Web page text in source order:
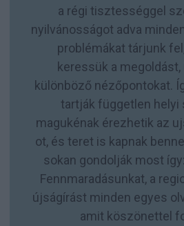
a régi tisztességgel
nyilvánosságot adva
problémákat tárjunk
keressük a
különböző nézőpontokat.
tartják független helyi
magukénak érezhetik az
ot, és teret is kapnak
sokan gondolják most
Fennmaradásunkat, a
újságírást minden egyes
amit köszönettel